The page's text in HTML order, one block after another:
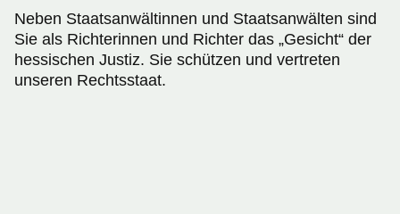
Neben Staatsanwältinnen und Staatsanwälten sind
Sie als Richterinnen und Richter das „Gesicht“ der
hessischen Justiz. Sie schützen und vertreten
unseren Rechtsstaat.